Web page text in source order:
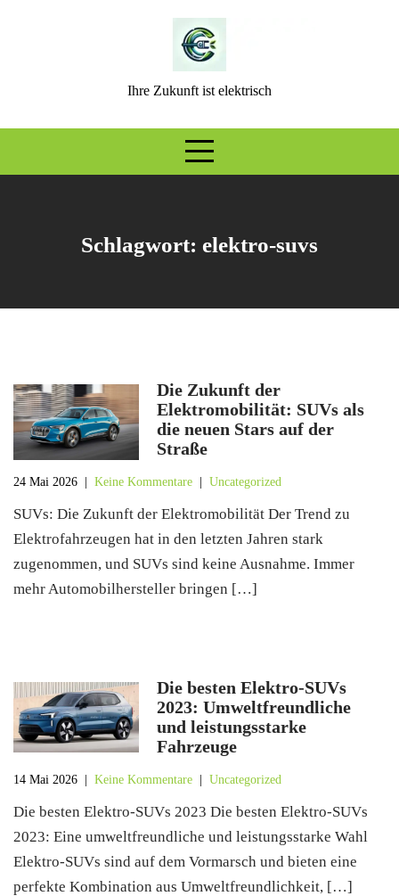
Ihre Zukunft ist elektrisch
Schlagwort: elektro-suvs
Die Zukunft der
Elektromobilität: SUVs als
die neuen Stars auf der
Straße
24 Mai 2026 Keine Kommentare Uncategorized
SUVs: Die Zukunft der Elektromobilität Der Trend zu
Elektrofahrzeugen hat in den letzten Jahren stark
zugenommen, und SUVs sind keine Ausnahme. Immer
mehr Automobilhersteller bringen […]
Die besten Elektro-SUVs
2023: Umweltfreundliche
und leistungsstarke
Fahrzeuge
14 Mai 2026 Keine Kommentare Uncategorized
Die besten Elektro-SUVs 2023 Die besten Elektro-SUVs
2023: Eine umweltfreundliche und leistungsstarke Wahl
Elektro-SUVs sind auf dem Vormarsch und bieten eine
perfekte Kombination aus Umweltfreundlichkeit, […]